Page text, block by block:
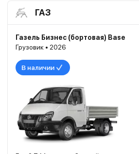
ГАЗ
Газель Бизнес (бортовая) Base
Грузовик • 2026
В наличии